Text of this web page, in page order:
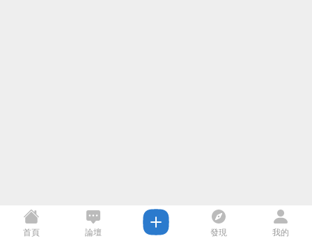
首頁 論壇 發現 我的